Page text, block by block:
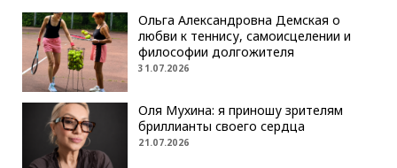
Ольга Александровна Демская о
любви к теннису, самоисцелении и
философии долгожителя
31.07.2026
Оля Мухина: я приношу зрителям
бриллианты своего сердца
21.07.2026